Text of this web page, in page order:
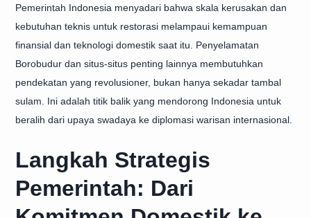
Pemerintah Indonesia menyadari bahwa skala kerusakan dan
kebutuhan teknis untuk restorasi melampaui kemampuan
finansial dan teknologi domestik saat itu. Penyelamatan
Borobudur dan situs-situs penting lainnya membutuhkan
pendekatan yang revolusioner, bukan hanya sekadar tambal
sulam. Ini adalah titik balik yang mendorong Indonesia untuk
beralih dari upaya swadaya ke diplomasi warisan internasional.
Langkah Strategis
Pemerintah: Dari